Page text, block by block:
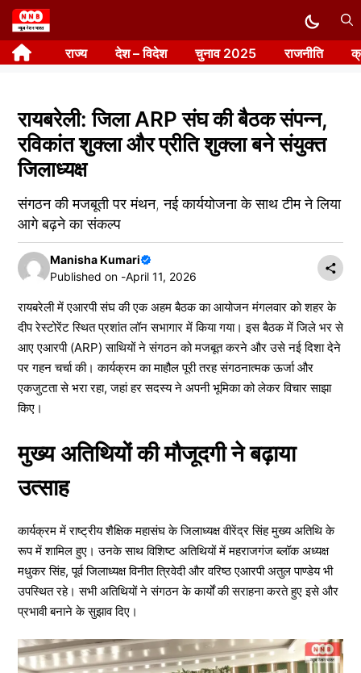
Skip
to
content राज्य देश – विदेश चुनाव 2025 राजनीति
रायबरेली: जिला ARP संघ की बैठक संपन्न,
रविकांत शुक्ला और प्रीति शुक्ला बने संयुक्त
जिलाध्यक्ष
संगठन की मजबूती पर मंथन, नई कार्ययोजना के साथ टीम ने लिया
आगे बढ़ने का संकल्प
Manisha Kumari
Published on -April 11, 2026
रायबरेली में एआरपी संघ की एक अहम बैठक का आयोजन मंगलवार को शहर के
दीप रेस्टोरेंट स्थित प्रशांत लॉन सभागार में किया गया। इस बैठक में जिले भर से
आए एआरपी (ARP) साथियों ने संगठन को मजबूत करने और उसे नई दिशा देने
पर गहन चर्चा की। कार्यक्रम का माहौल पूरी तरह संगठनात्मक ऊर्जा और
एकजुटता से भरा रहा, जहां हर सदस्य ने अपनी भूमिका को लेकर विचार साझा
किए।
मुख्य अतिथियों की मौजूदगी ने बढ़ाया
उत्साह
कार्यक्रम में राष्ट्रीय शैक्षिक महासंघ के जिलाध्यक्ष वीरेंद्र सिंह मुख्य अतिथि के
रूप में शामिल हुए। उनके साथ विशिष्ट अतिथियों में महराजगंज ब्लॉक अध्यक्ष
मधुकर सिंह, पूर्व जिलाध्यक्ष विनीत त्रिवेदी और वरिष्ठ एआरपी अतुल पाण्डेय भी
उपस्थित रहे। सभी अतिथियों ने संगठन के कार्यों की सराहना करते हुए इसे और
प्रभावी बनाने के सुझाव दिए।